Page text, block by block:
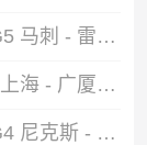
2026年05月27日NBA西部决赛G5 马刺 - 雷霆 全场录像
2026年05月26日CBA总决赛G1 上海 - 广厦 全场录像
2026年05月26日NBA东部决赛G4 尼克斯 - 骑士 全场录像